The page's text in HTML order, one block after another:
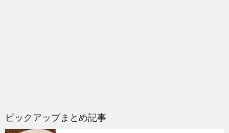
ピックアップまとめ記事